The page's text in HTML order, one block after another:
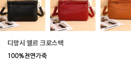
디망시 엘르 크로스백